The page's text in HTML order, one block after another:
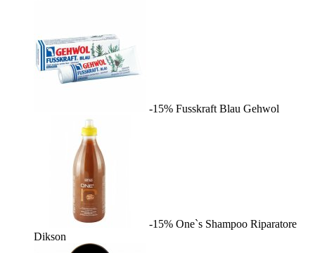
-15% Fusskraft Blau Gehwol
-15% One`s Shampoo Riparatore
Dikson